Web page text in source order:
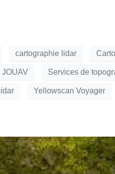
cartographie lidar
JOUAV Services de
Yellowscan Voyager